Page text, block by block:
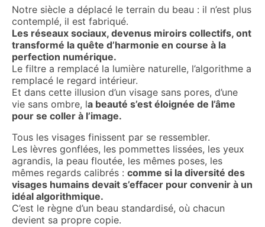
Notre siècle a déplacé le terrain du beau : il n’est plus
contemplé, il est fabriqué.
Les réseaux sociaux, devenus miroirs collectifs, ont
transformé la quête d’harmonie en course à la
perfection numérique.
Le filtre a remplacé la lumière naturelle, l’algorithme a
remplacé le regard intérieur.
Et dans cette illusion d’un visage sans pores, d’une
vie sans ombre, la beauté s’est éloignée de l’âme
pour se coller à l’image.
Tous les visages finissent par se ressembler.
Les lèvres gonflées, les pommettes lissées, les yeux
agrandis, la peau floutée, les mêmes poses, les
mêmes regards calibrés : comme si la diversité des
visages humains devait s’effacer pour convenir à un
idéal algorithmique.
C’est le règne d’un beau standardisé, où chacun
devient sa propre copie.